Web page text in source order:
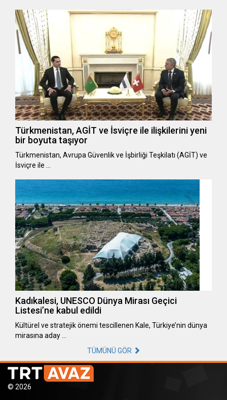
Türkmenistan, AGİT ve İsviçre ile ilişkilerini yeni
bir boyuta taşıyor
Türkmenistan, Avrupa Güvenlik ve İşbirliği Teşkilatı (AGİT) ve
İsviçre ile …
Kadıkalesi, UNESCO Dünya Mirası Geçici
Listesi’ne kabul edildi
Kültürel ve stratejik önemi tescillenen Kale, Türkiye’nin dünya
mirasına aday …
TÜMÜNÜ GÖR
© 2026